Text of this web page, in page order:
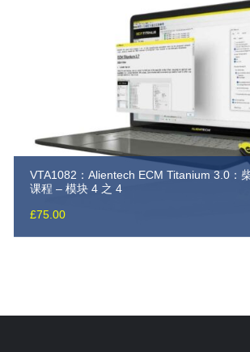
VTA1082：Alientech ECM Titanium 3.0：
课程 – 模块 4 之 4
£75.00